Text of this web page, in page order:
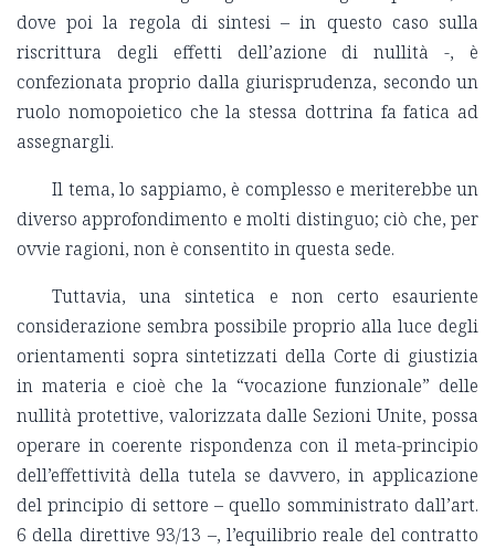
dove poi la regola di sintesi – in questo caso sulla
riscrittura degli effetti dell’azione di nullità -, è
confezionata proprio dalla giurisprudenza, secondo un
ruolo nomopoietico che la stessa dottrina fa fatica ad
assegnargli.
Il tema, lo sappiamo, è complesso e meriterebbe un
diverso approfondimento e molti distinguo; ciò che, per
ovvie ragioni, non è consentito in questa sede.
Tuttavia, una sintetica e non certo esauriente
considerazione sembra possibile proprio alla luce degli
orientamenti sopra sintetizzati della Corte di giustizia
in materia e cioè che la “vocazione funzionale” delle
nullità protettive, valorizzata dalle Sezioni Unite, possa
operare in coerente rispondenza con il meta-principio
dell’effettività della tutela se davvero, in applicazione
del principio di settore – quello somministrato dall’art.
6 della direttive 93/13 –, l’equilibrio reale del contratto